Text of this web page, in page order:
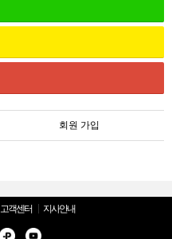
회원 가입
고객센터 지사안내